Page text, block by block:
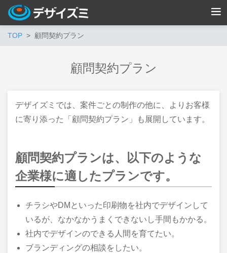
TOP 顧問契約プラン
顧問契約プラン
デザイズミでは、案件ごとの制作の他に、よりお客様
に寄り添った「顧問契約プラン」も展開しています。
顧問契約プランは、以下のような
企業様に適したプランです。
チラシやDMといった印刷物を社内でデザインして
いるが、なかなかうまくできないし手間もかかる。
社内でデザインのできる人間を育てたい。
ブランディングの相談をしたい。